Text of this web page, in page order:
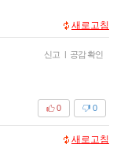
새로고침
신고 | 공감 확인
0
0
새로고침